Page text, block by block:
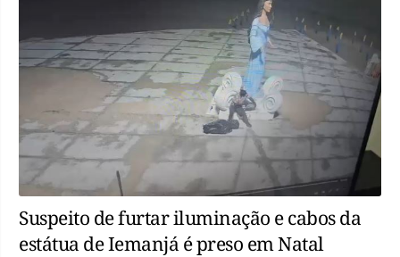
Suspeito de furtar iluminação e cabos da
estátua de Iemanjá é preso em Natal